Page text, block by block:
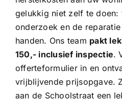
gelukkig niet zelf te doen:
onderzoek en de
handen. Ons team pakt
150,- inclusief inspectie.
offerteformulier in en
vrijblijvende prijsopgave.
aan de Schoolstraat een